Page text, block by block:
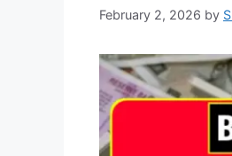
February 2, 2026 by